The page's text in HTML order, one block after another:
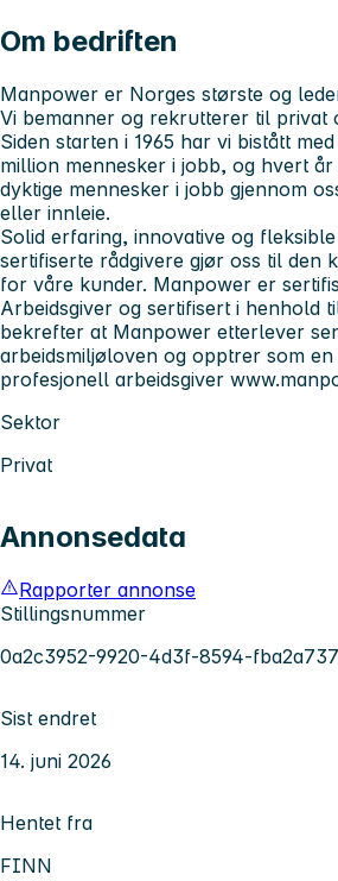
Om bedriften
Manpower er Norges største og
Vi bemanner og rekrutterer til privat
Siden starten i 1965 har vi bistått
million mennesker i jobb, og hvert
dyktige mennesker i jobb gjennom
eller innleie.
Solid erfaring, innovative og
sertifiserte rådgivere gjør oss til den
for våre kunder. Manpower er
Arbeidsgiver og sertifisert i henhold
bekrefter at Manpower etterlever
arbeidsmiljøloven og opptrer som en
profesjonell arbeidsgiver
Sektor
Privat
Annonsedata
Rapporter annonse
Stillingsnummer
0a2c3952-9920-4d3f-8594-
Sist endret
14. juni 2026
Hentet fra
FINN